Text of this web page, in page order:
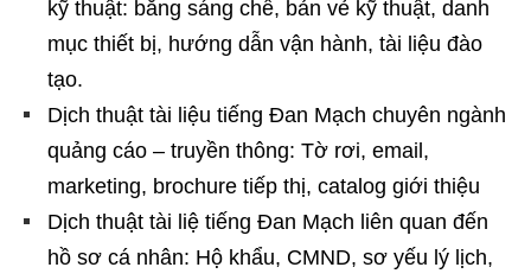
kỹ thuật: bằng sáng chế, bản vẻ kỹ thuật, danh
mục thiết bị, hướng dẫn vận hành, tài liệu đào
tạo.
Dịch thuật tài liệu tiếng Đan Mạch chuyên ngành
quảng cáo – truyền thông: Tờ rơi, email,
marketing, brochure tiếp thị, catalog giới thiệu
Dịch thuật tài liệ tiếng Đan Mạch liên quan đến
hồ sơ cá nhân: Hộ khẩu, CMND, sơ yếu lý lịch,